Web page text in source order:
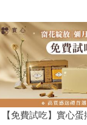
【免費試吃】實心